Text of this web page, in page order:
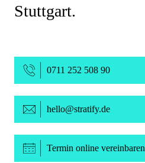
Stuttgart.
0711 252 508 90
hello _at_
stratify.de
Termin online vereinbaren